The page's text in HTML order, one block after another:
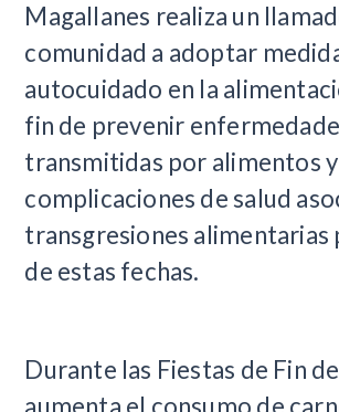
Magallanes realiza un
comunidad a adoptar
autocuidado en la
fin de prevenir
transmitidas por alimentos
complicaciones de salud
transgresiones
de estas fechas.
Durante las Fiestas de Fin
aumenta el consumo de